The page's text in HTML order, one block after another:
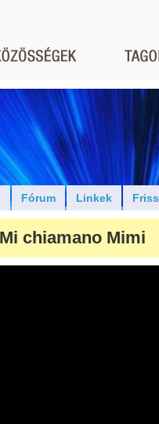
Fórum Linkek Friss
chiamano Mimi